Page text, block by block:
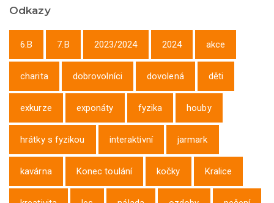
Odkazy
6.B 7.B 2023/2024 2024 akce
charita dobrovolníci dovolená děti
exkurze exponáty fyzika houby
hrátky s fyzikou interaktivní jarmark
kavárna Konec toulání kočky Kralice